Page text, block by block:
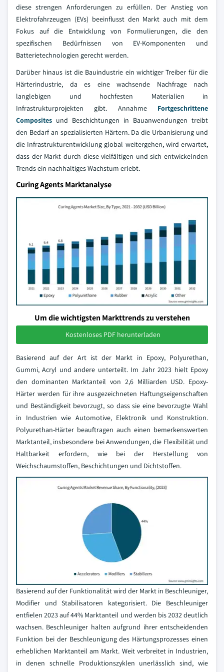
diese strengen Anforderungen zu erfüllen. Der Anstieg von
Elektrofahrzeugen (EVs) beeinflusst den Markt auch mit dem
Fokus auf die Entwicklung von Formulierungen, die den
spezifischen Bedürfnissen von EV-Komponenten und
Batterietechnologien gerecht werden.
Darüber hinaus ist die Bauindustrie ein wichtiger Treiber für die
Härterindustrie, da es eine wachsende Nachfrage nach
langlebigen und hochfesten Materialien in
Infrastrukturprojekten gibt. Annahme Fortgeschrittene
Composites und Beschichtungen in Bauanwendungen treibt
den Bedarf an spezialisierten Härtern. Da die Urbanisierung und
die Infrastrukturentwicklung global weitergehen, wird erwartet,
dass der Markt durch diese vielfältigen und sich entwickelnden
Trends ein nachhaltiges Wachstum erlebt.
Curing Agents Marktanalyse
Um die wichtigsten Markttrends zu verstehen
Kostenloses PDF herunterladen
Basierend auf der Art ist der Markt in Epoxy, Polyurethan,
Gummi, Acryl und andere unterteilt. Im Jahr 2023 hielt Epoxy
den dominanten Marktanteil von 2,6 Milliarden USD. Epoxy-
Härter werden für ihre ausgezeichneten Haftungseigenschaften
und Beständigkeit bevorzugt, so dass sie eine bevorzugte Wahl
in Industrien wie Automotive, Elektronik und Konstruktion.
Polyurethan-Härter beauftragen auch einen bemerkenswerten
Marktanteil, insbesondere bei Anwendungen, die Flexibilität und
Haltbarkeit erfordern, wie bei der Herstellung von
Weichschaumstoffen, Beschichtungen und Dichtstoffen.
Basierend auf der Funktionalität wird der Markt in Beschleuniger,
Modifier und Stabilisatoren kategorisiert. Die Beschleuniger
entfielen 2023 auf 44% Marktanteil und werden bis 2032 deutlich
wachsen. Beschleuniger halten aufgrund ihrer entscheidenden
Funktion bei der Beschleunigung des Härtungsprozesses einen
erheblichen Marktanteil am Markt. Weit verbreitet in Industrien,
in denen schnelle Produktionszyklen unerlässlich sind, wie